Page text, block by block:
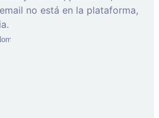
no está en la plataforma,